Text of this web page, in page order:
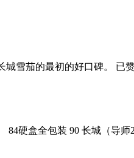
雪茄的最初的好口碑。 已
84硬盒全包装 90 长城（导师